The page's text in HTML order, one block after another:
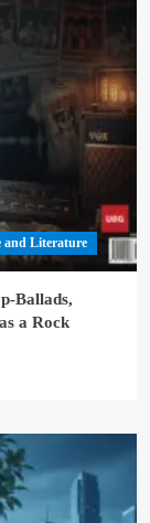
and Literature
Ballads,
a Rock